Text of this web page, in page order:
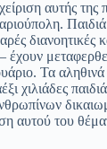
αυτής
διανοητικές
Τα αληθινά
χιλιάδες
αυτού του